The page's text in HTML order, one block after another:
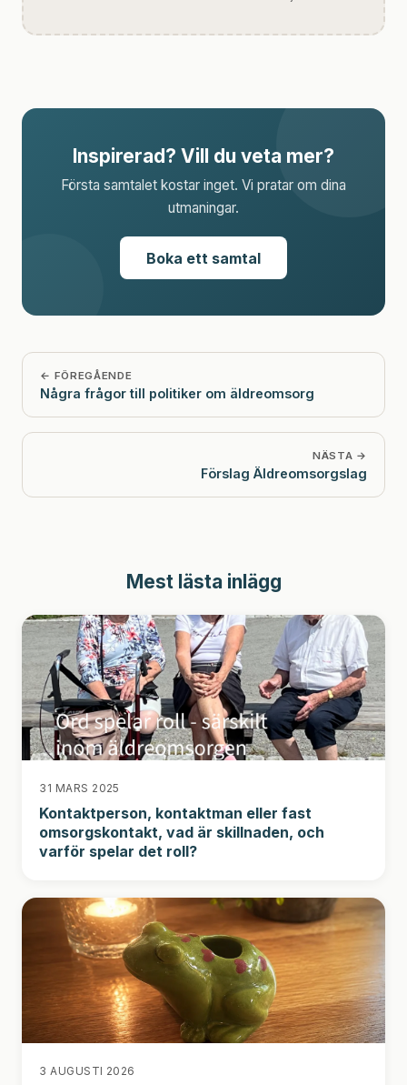
Inspirerad? Vill du veta mer?
Första samtalet kostar inget. Vi pratar om dina
utmaningar.
Boka ett samtal
← FÖREGÅENDE
Några frågor till politiker om äldreomsorg
NÄSTA →
Förslag Äldreomsorgslag
Mest lästa inlägg
31 MARS 2025
Kontaktperson, kontaktman eller fast
omsorgskontakt, vad är skillnaden, och
varför spelar det roll?
3 AUGUSTI 2026